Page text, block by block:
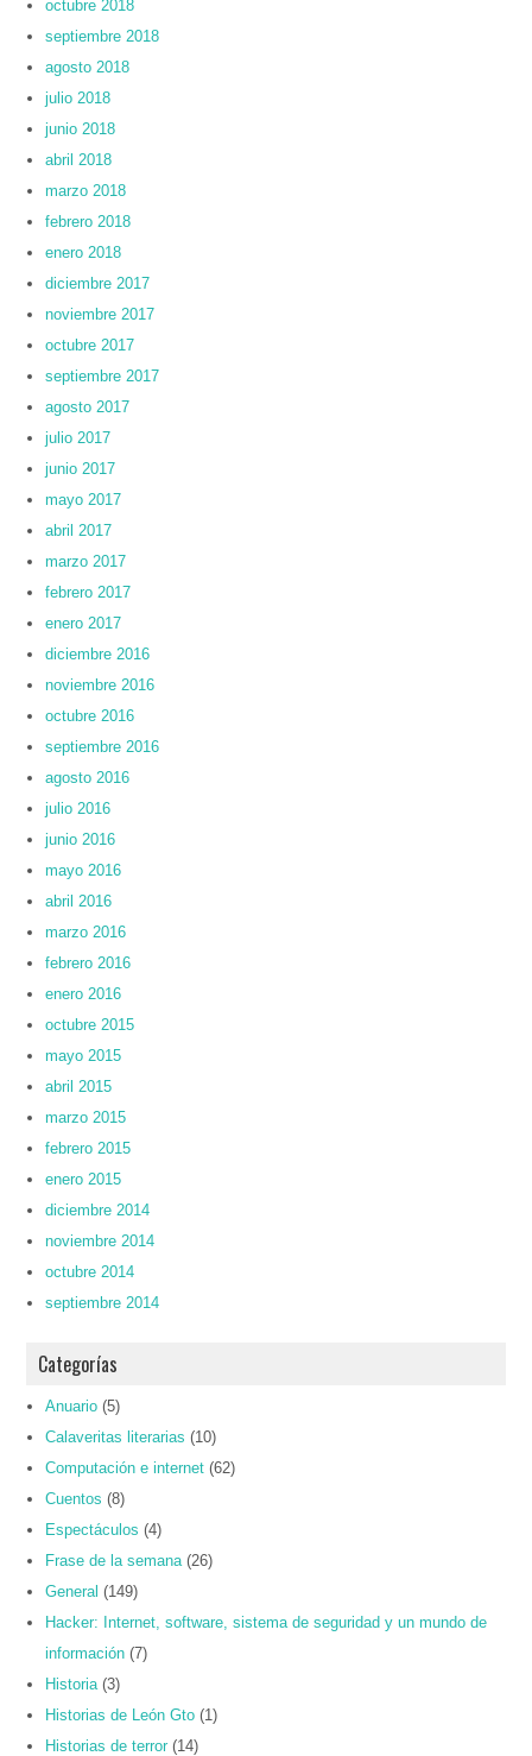
octubre 2018
septiembre 2018
agosto 2018
julio 2018
junio 2018
abril 2018
marzo 2018
febrero 2018
enero 2018
diciembre 2017
noviembre 2017
octubre 2017
septiembre 2017
agosto 2017
julio 2017
junio 2017
mayo 2017
abril 2017
marzo 2017
febrero 2017
enero 2017
diciembre 2016
noviembre 2016
octubre 2016
septiembre 2016
agosto 2016
julio 2016
junio 2016
mayo 2016
abril 2016
marzo 2016
febrero 2016
enero 2016
octubre 2015
mayo 2015
abril 2015
marzo 2015
febrero 2015
enero 2015
diciembre 2014
noviembre 2014
octubre 2014
septiembre 2014
Categorías
Anuario (5)
Calaveritas literarias (10)
Computación e internet (62)
Cuentos (8)
Espectáculos (4)
Frase de la semana (26)
General (149)
Hacker: Internet, software, sistema de seguridad y un mundo de
información (7)
Historia (3)
Historias de León Gto (1)
Historias de terror (14)